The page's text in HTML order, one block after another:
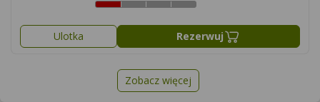
Ulotka Rezerwuj
Zobacz więcej